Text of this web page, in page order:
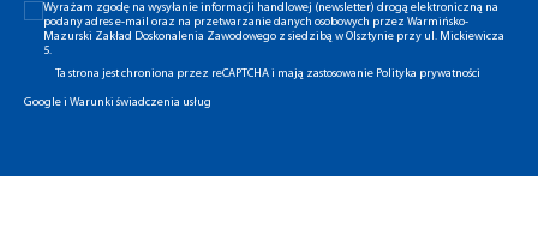
Wyrażam zgodę na wysyłanie informacji handlowej (newsletter) drogą elektroniczną na
podany adres e-mail oraz na przetwarzanie danych osobowych przez Warmińsko-
Mazurski Zakład Doskonalenia Zawodowego z siedzibą w Olsztynie przy ul. Mickiewicza
5.
Ta strona jest chroniona przez reCAPTCHA i mają zastosowanie Polityka prywatności
Googlei Warunki świadczenia usług